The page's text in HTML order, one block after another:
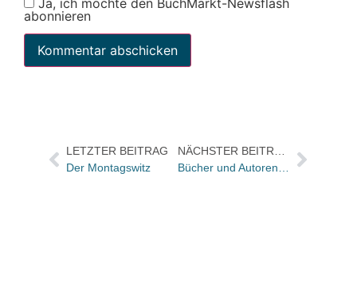
abonnieren
LETZTER BEITRAG
Der Montagswitz